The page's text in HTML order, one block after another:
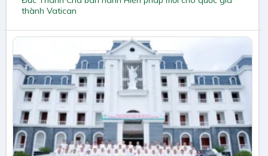
thành Vatican